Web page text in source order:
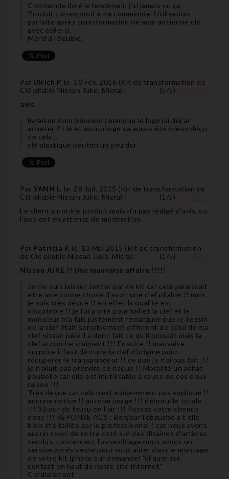
Commande livré le lendemain j'ai jamais vu ça.
Produit correspond à ma commande. Utilisation
parfaite après transformation de mon ancienne clé
avec celle-ci.
Merci à l'équipe.
Par Ulrich P. le 10 Fév. 2016 (Kit de transformation de
Clé pliable Nissan Juke, Micra) : (5/5)
avis
livraison dom (réunion ) manque le logo jai dej'ai
acheter 2 clé et aucun logo sa aurais été mieux déçu
de cela...
clé plastique bouton un peu dur
Par YANN L. le 28 Juil. 2015 ( Kit de transformation de
Clé pliable Nissan Juke, Micra) : (1 /5)
Le client a noté le produit mais n'a pas rédigé d'avis, ou
l'avis est en attente de modération.
Par Patricia P. le 13 Mai 2015 ( Kit de transformation
de Clé pliable Nissan Juke, Micra) : (1 /5)
Nissan JUKE !! Une mauvaise affaire !!!!!
Je me suis laisser tenter par ce kit car cela paraissait
etre une bonne chose d'avoir une clef pliable !! mais
je suis très déçue !! en effet la qualité est
discutable !! je l'ai porté pour taillet la clef et le
monsieur m'a fais justement remarquer que le dessin
de la clef était sensiblement different de celui de ma
clef nissan juke il a donc fait ce qu'il pouvait mais la
clef accroche vraiment !!! Ensuite !! mauvaise
surprise il faut détruire la clef d'origine pour
récuperer le transpondeur !! ce que je n'ai pas fait !!!
je n'allait pas prendre ce risque !! Moralité un achat
poubelle car elle est inutilisable a cause de ces deux
raison !!!
Très deçue car cela n'est evidemment pas expliqué !!
aucune notice !! aucune image !!! débrouille totale
!!! 30 eur de foutu en l'air !!! Passez votre chemin
donc !!! RÉPONSE ACS : Bonjour l'ébauche a t elle
bien été taillée par le professionnel ? car nous avons
aucun souci de notre coté sur des dizaines d'articles
vendus, concernant l'assemblage nous avons un
service après vente pour vous aider dans le montage
de votre kit (photo sur demande) "cliquer sur
contact en haut de notre site internet"
Cordialement